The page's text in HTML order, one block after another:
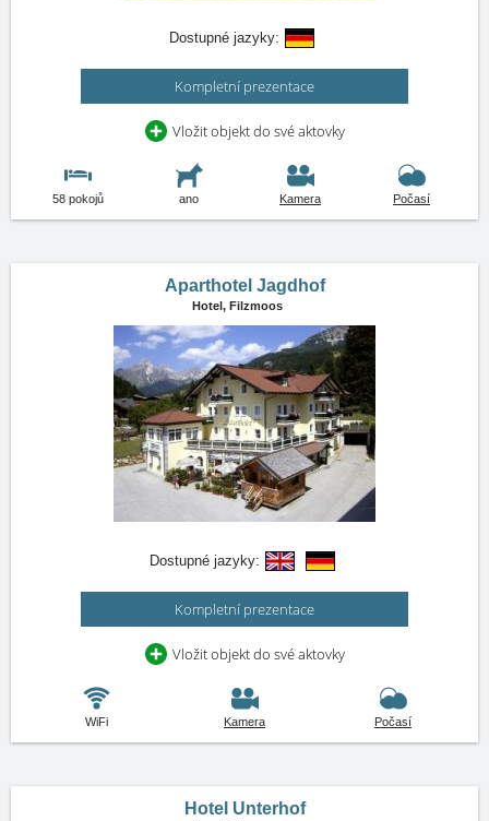
Dostupné jazyky:
Kompletní prezentace
Vložit objekt do své aktovky
58 pokojů ano Kamera Počasí
Aparthotel Jagdhof
Hotel, Filzmoos
Dostupné jazyky:
Kompletní prezentace
Vložit objekt do své aktovky
WiFi Kamera Počasí
Hotel Unterhof